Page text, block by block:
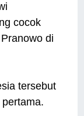
cocok
di
tersebut